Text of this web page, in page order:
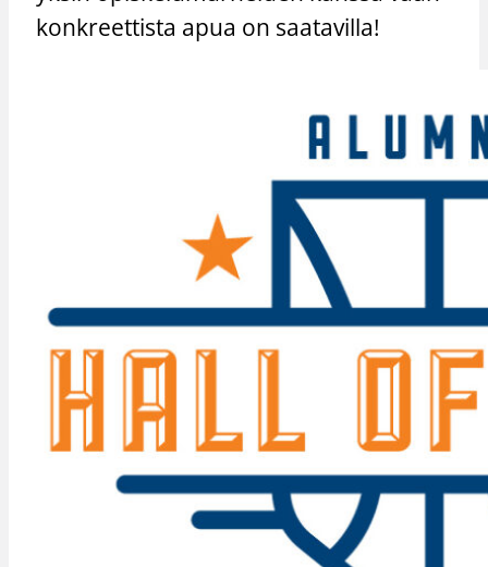
konkreettista apua on saatavilla!